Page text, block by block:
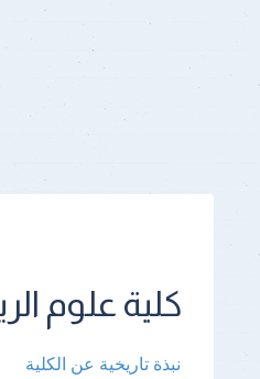
كلية علوم
نبذة تاريخية عن الكلية